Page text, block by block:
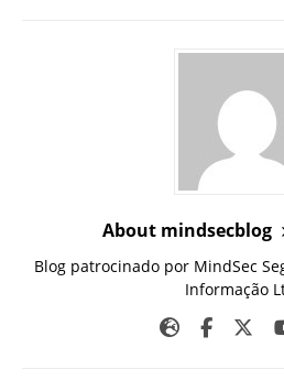
About mindsecblog
Blog patrocinado por MindSec
Informação